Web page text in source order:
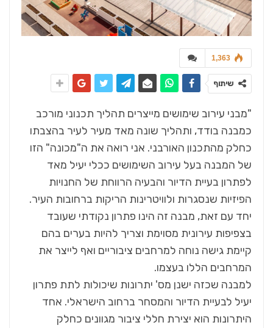
1,363
שיתוף
"מבני עירוב שימושים מייצרים תהליך תכנוני מורכב
כמבנה בודד, ותהליך שונה מאד מעיר לעיר בהצבתו
כחלק מהתכנון האורבני. אני רואה את ה"מכונה" הזו
של המבנה בעל עירוב השימושים ככלי יעיל מאד
לפתרון בעיית הדיור והבעיה הרווחת של החנויות
הפיזיות שנסגרות ולוויטרינות הריקות ברחובות העיר.
יחד עם זאת, מבנה זה הינו פתרון נקודתי שעובד
בצפיפות עירונית מסוימת וצריך להיות בערים בהם
קיימת גישה נוחה למרחבים ציבוריים ואף לייצר את
המרחבים הללו בעצמו.
למבנה שכזה ישנן מס' יתרונות שיכולות לתת פתרון
יעיל לבעיית הדיור והמסחר ברחוב הישראלי. אחד
היתרונות הוא יצירת חללי ציבור מגוונים כחלק